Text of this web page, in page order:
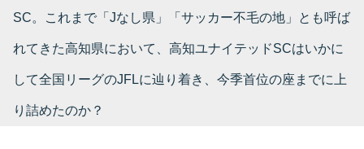
SC。これまで「Jなし県」「サッカー不毛の地」とも呼ば
れてきた高知県において、高知ユナイテッドSCはいかに
して全国リーグのJFLに辿り着き、今季首位の座までに上
り詰めたのか？